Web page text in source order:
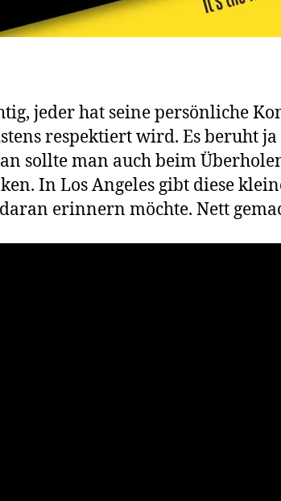
jeder hat seine persönliche
respektiert wird. Es beruht ja
sollte man auch beim
In Los Angeles gibt diese
erinnern möchte. Nett